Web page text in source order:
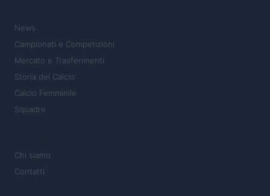
News
Campionati e Competizioni
Mercato e Trasferimenti
Storia del Calcio
Calcio Femminile
Squadre
Chi siamo
Contatti